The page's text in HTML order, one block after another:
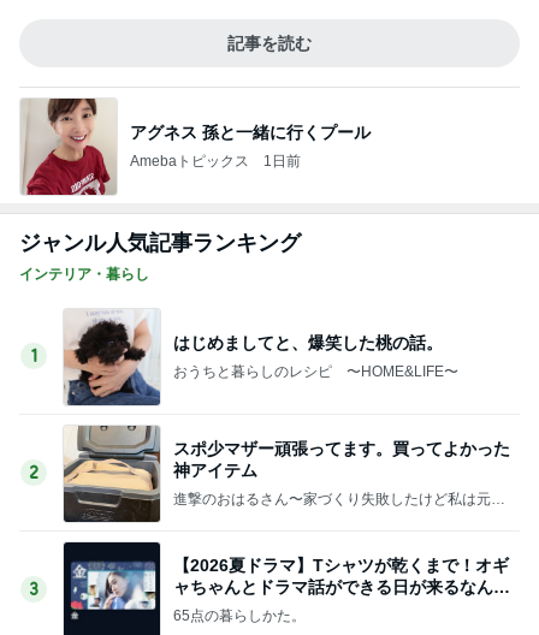
記事を読む
アグネス 孫と一緒に行くプール
Amebaトピックス 1日前
ジャンル人気記事ランキング
インテリア・暮らし
1
はじめましてと、爆笑した桃の話。
おうちと暮らしのレシピ 〜HOME&LIFE〜
2
スポ少マザー頑張ってます。買ってよかった
神アイテム
進撃のおはるさん〜家づくり失敗したけど私は元気
3
【2026夏ドラマ】Tシャツが乾くまで！オギ
ャちゃんとドラマ話ができる日が来るなん
て！
65点の暮らしかた。